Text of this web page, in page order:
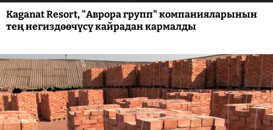
Kaganat Resort, "Аврора групп" компанияларынын
тең негиздөөчүсү кайрадан кармалды